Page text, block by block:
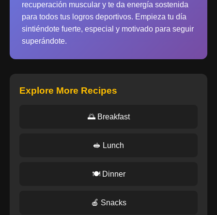
recuperación muscular y te da energía sostenida
para todos tus logros deportivos. Empieza tu día
sintiéndote fuerte, especial y motivado para seguir
superándote.
Explore More Recipes
🌅 Breakfast
🥪 Lunch
🍽️ Dinner
🍎 Snacks